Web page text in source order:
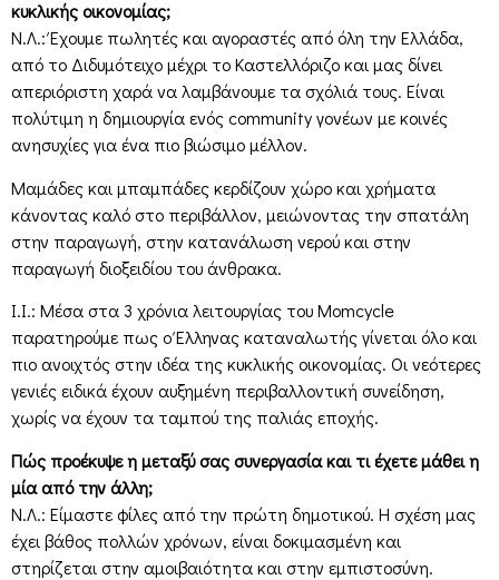
κυκλικής οικονομίας;
Ν.Λ.: Έχουμε πωλητές και αγοραστές από όλη την Ελλάδα,
από το Διδυμότειχο μέχρι το Καστελλόριζο και μας δίνει
απεριόριστη χαρά να λαμβάνουμε τα σχόλιά τους. Είναι
πολύτιμη η δημιουργία ενός community γονέων με κοινές
ανησυχίες για ένα πιο βιώσιμο μέλλον.
Μαµάδες και µπαµπάδες κερδίζουν χώρο και χρήµατα
κάνοντας καλό στο περιβάλλον, µειώνοντας την σπατάλη
στην παραγωγή, στην κατανάλωση νερού και στην
παραγωγή διοξειδίου του άνθρακα.
Ι.Ι.: Μέσα στα 3 χρόνια λειτουργίας του Momcycle
παρατηρούμε πως ο Έλληνας καταναλωτής γίνεται όλο και
πιο ανοιχτός στην ιδέα της κυκλικής οικονομίας. Οι νεότερες
γενιές ειδικά έχουν αυξημένη περιβαλλοντική συνείδηση,
χωρίς να έχουν τα ταμπού της παλιάς εποχής.
Πώς προέκυψε η μεταξύ σας συνεργασία και τι έχετε μάθει η
μία από την άλλη;
Ν.Λ.: Είμαστε φίλες από την πρώτη δημοτικού. Η σχέση μας
έχει βάθος πολλών χρόνων, είναι δοκιμασμένη και
στηρίζεται στην αμοιβαιότητα και στην εμπιστοσύνη.